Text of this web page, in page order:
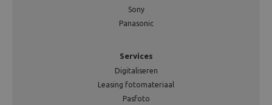
Sony
Panasonic
Services
Digitaliseren
Leasing fotomateriaal
Pasfoto